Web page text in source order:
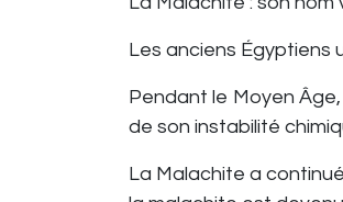
Les anciens Égyptiens
Pendant le Moyen
de son instabilité
La Malachite a